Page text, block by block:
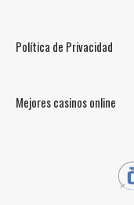
Política de Privacidad
Mejores casinos online